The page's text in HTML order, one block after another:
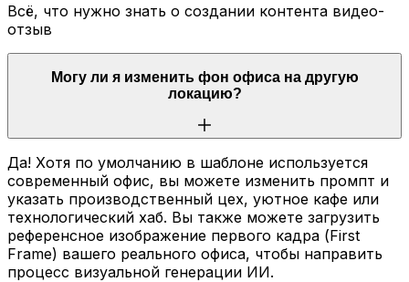
Всё, что нужно знать о создании контента видео-
отзыв
Могу ли я изменить фон офиса на другую
локацию?
Да! Хотя по умолчанию в шаблоне используется
современный офис, вы можете изменить промпт и
указать производственный цех, уютное кафе или
технологический хаб. Вы также можете загрузить
референсное изображение первого кадра (First
Frame) вашего реального офиса, чтобы направить
процесс визуальной генерации ИИ.